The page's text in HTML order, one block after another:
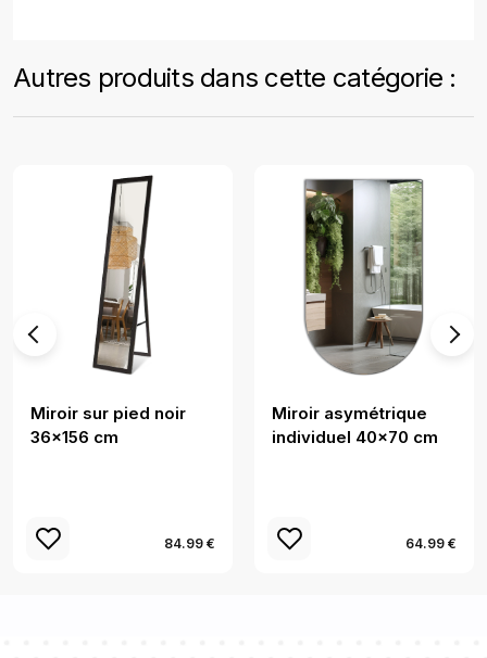
Autres produits dans cette catégorie :
Miroir sur pied noir
36x156 cm
84.99 €
Miroir asymétrique
individuel 40x70 cm
64.99 €